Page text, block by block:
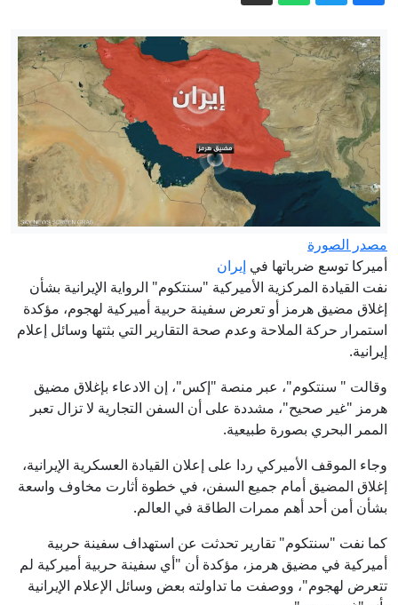
حسام لوقا: وقائع مطاردة "عنكبوت" نظام
الأسد عبر تحقيق لبي بي سي
حرب إيران تستنزف ترسانة واشنطن:
لتسريع الإنتاج
فجر الأحد.. السعودية تعلن إخماد حريق
اندلع بمنشأة لأرامكو في جيزان
مسؤول إيراني يعدد 6 نقاط بموجبها "تصحح
إيران مباشر.. عراقجي يتحدث عن تبادل
رسائل مع واشنطن ويؤكد على شروط
طهران لفتح هرمز
مصدر الصورة
أميركا توسع ضرباتها في إيران
نفت القيادة المركزية الأميركية "سنتكوم" الرواية الإيرانية بشأن
إغلاق مضيق هرمز أو تعرض سفينة حربية أميركية لهجوم، مؤكدة
استمرار حركة الملاحة وعدم صحة التقارير التي بثتها وسائل إعلام
إيرانية.
وقالت " سنتكوم"، عبر منصة "إكس"، إن الادعاء بإغلاق مضيق
هرمز "غير صحيح"، مشددة على أن السفن التجارية لا تزال تعبر
الممر البحري بصورة طبيعية.
وجاء الموقف الأميركي ردا على إعلان القيادة العسكرية الإيرانية،
إغلاق المضيق أمام جميع السفن، في خطوة أثارت مخاوف واسعة
بشأن أمن أحد أهم ممرات الطاقة في العالم.
كما نفت "سنتكوم" تقارير تحدثت عن استهداف سفينة حربية
أميركية في مضيق هرمز، مؤكدة أن "أي سفينة حربية أميركية لم
تتعرض لهجوم"، ووصفت ما تداولته بعض وسائل الإعلام الإيرانية